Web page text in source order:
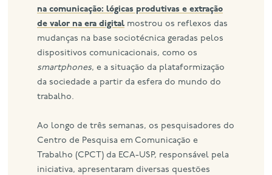
na comunicação: lógicas produtivas e extração
de valor na era digital mostrou os reflexos das
mudanças na base sociotécnica geradas pelos
dispositivos comunicacionais, como os
smartphones, e a situação da plataformização
da sociedade a partir da esfera do mundo do
trabalho.
Ao longo de três semanas, os pesquisadores do
Centro de Pesquisa em Comunicação e
Trabalho (CPCT) da ECA-USP, responsável pela
iniciativa, apresentaram diversas questões